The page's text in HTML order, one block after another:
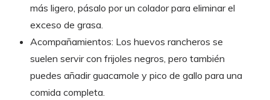
más ligero, pásalo por un colador para eliminar el
exceso de grasa.
Acompañamientos: Los huevos rancheros se
suelen servir con frijoles negros, pero también
puedes añadir guacamole y pico de gallo para una
comida completa.